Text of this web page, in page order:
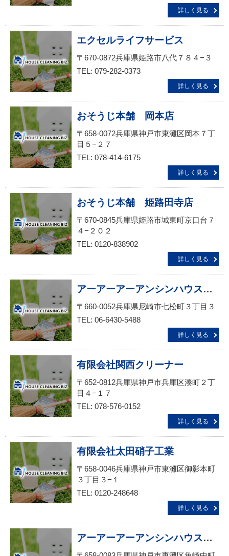
詳しく見る
エクセルライフサービス
〒670-0872兵庫県姫路市八代７８４−３
TEL: 079-282-0373
詳しく見る
おそうじ本舗 岡本店
〒658-0072兵庫県神戸市東灘区岡本７丁
目５−２７
TEL: 078-414-6175
詳しく見る
おそうじ本舗 姫路田寺店
〒670-0845兵庫県姫路市城東町京口台７
４−２０２
TEL: 0120-838902
詳しく見る
アーアーアーアンシンハウスクリーニング・事業所清掃サービス生活救急車ＪＢＲ 出張エリア・尼崎市・尼崎市役所前・立花駅前受付
〒660-0052兵庫県尼崎市七松町３丁目３
TEL: 06-6430-5488
詳しく見る
有限会社関西クリーナー
〒652-0812兵庫県神戸市兵庫区湊町２丁
目４−１７
TEL: 078-576-0152
詳しく見る
有限会社太田硝子工業
〒658-0046兵庫県神戸市東灘区御影本町
３丁目３−１
TEL: 0120-248648
詳しく見る
アーアーアーアンシンハウスクリーニング・事業所清掃サービス生活救急車ＪＢＲ 出張エリア・東灘区・住吉駅前・魚崎・御影受付